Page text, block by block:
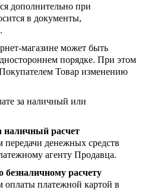
дополнительно при
в документы,
магазине может быть
порядке. При этом
Товар изменению
за наличный или
наличный расчет
передачи денежных средств
агенту Продавца.
безналичному расчету
оплаты платежной картой в